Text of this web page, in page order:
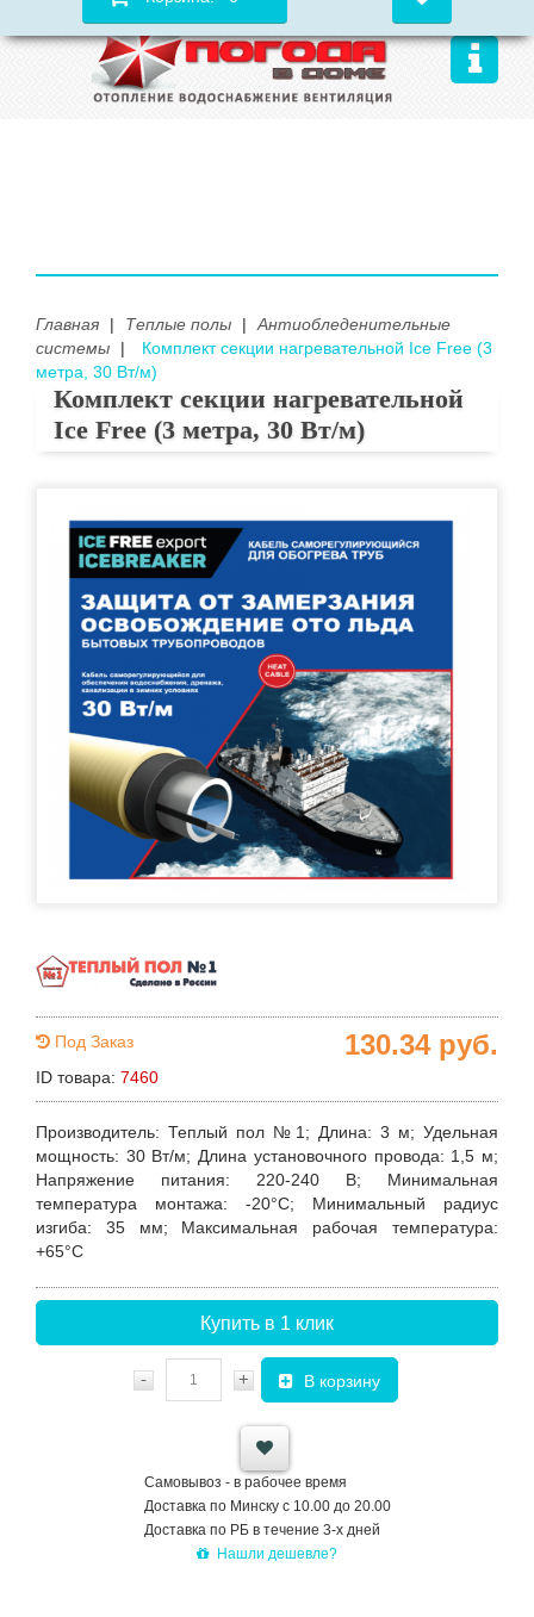
Главная | Теплые полы |
Антиобледенительные
системы
|
Комплект секции нагревательной Ice Free (3
метра, 30 Вт/м)
Комплект секции нагревательной
Ice Free (3 метра, 30 Вт/м)
Под Заказ
ID товара: 7460
130.34 руб.
Производитель:Теплый пол №1 ; Длина: 3 м; Удельная
мощность: 30 Вт/м; Длина установочного провода: 1,5 м;
Напряжение питания: 220-240 В; Минимальная
температура монтажа: -20°С; Минимальный радиус
изгиба: 35 мм; Максимальная рабочая температура:
+65°С
Купить в 1 клик
- + В корзину
Самовывоз - в рабочее время
Доставка по Минску с 10.00 до 20.00
Доставка по РБ в течение 3-х дней
Нашли дешевле?